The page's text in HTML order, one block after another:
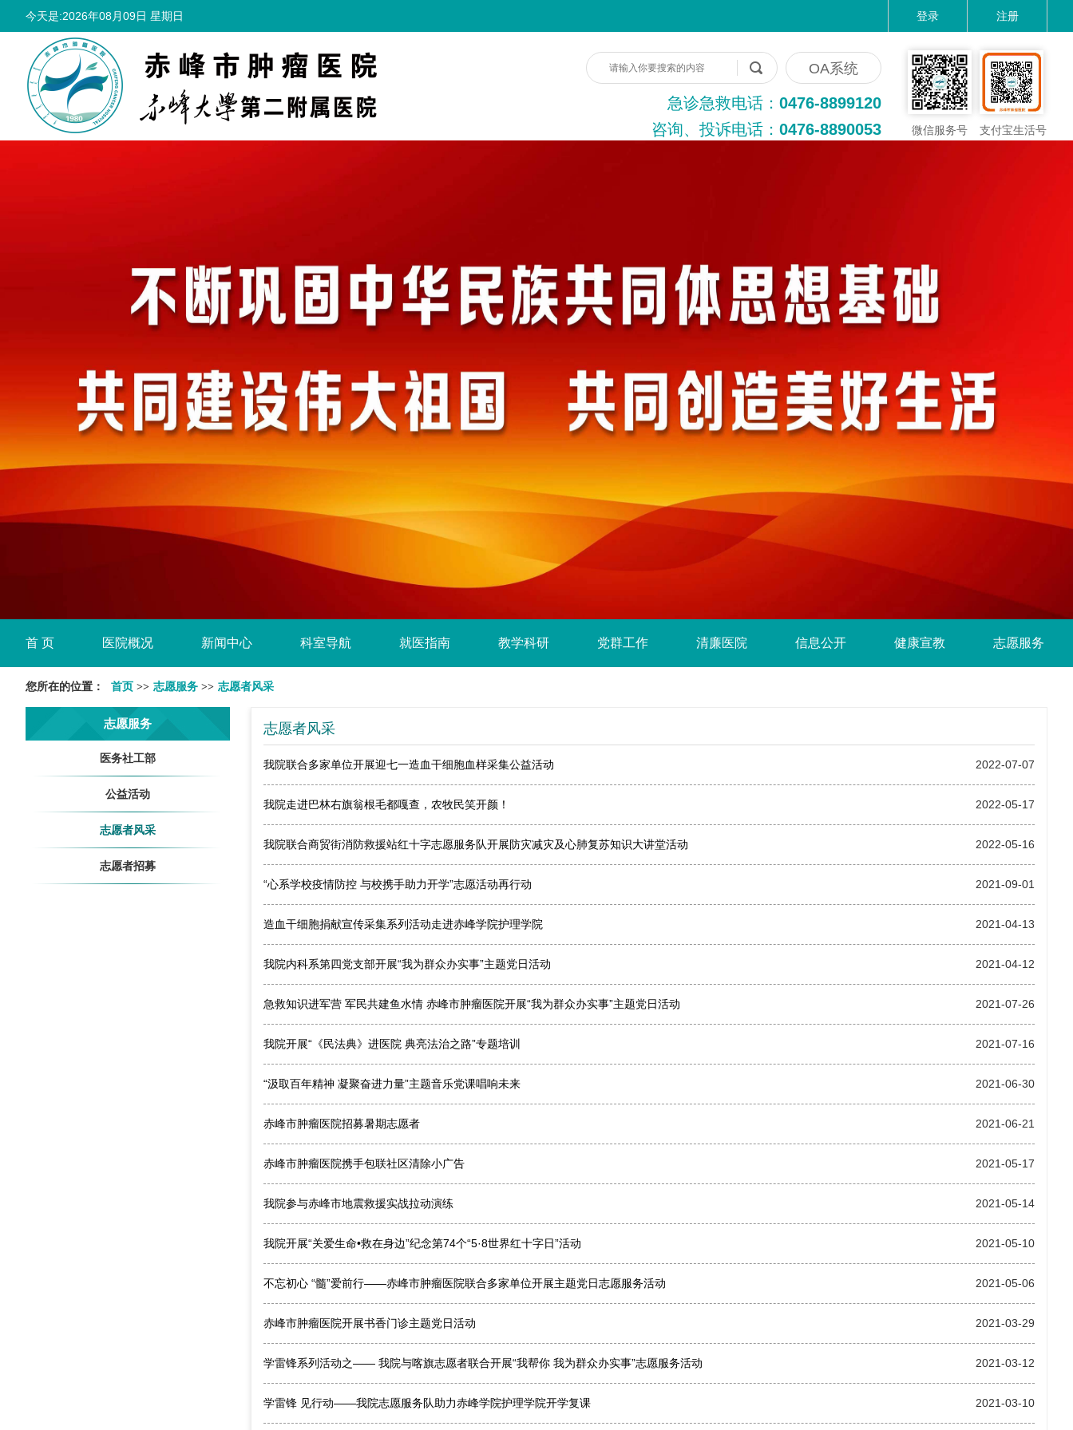
今天是:2026年08月09日 星期日 登录 注册
OA系统
急诊急救电话： 0476-8899120
咨询、投诉电话： 0476-8890053 微信服务号 支付宝生活号
首 页 医院概况 新闻中心 科室导航 就医指南 教学科研 党群工作 清廉医院 信息公开 健康宣教 志愿服务
您所在的位置： 首页 >> 志愿服务 >> 志愿者风采
志愿服务
医务社工部
公益活动
志愿者风采
志愿者招募
志愿者风采
2022-07-07
我院联合多家单位开展迎七一造血干细胞血样采集公益活动
2022-05-17
我院走进巴林右旗翁根毛都嘎查，农牧民笑开颜！
2022-05-16
我院联合商贸街消防救援站红十字志愿服务队开展防灾减灾及心肺复苏知识大讲堂活动
2021-09-01
“心系学校疫情防控 与校携手助力开学”志愿活动再行动
2021-04-13
造血干细胞捐献宣传采集系列活动走进赤峰学院护理学院
2021-04-12
我院内科系第四党支部开展“我为群众办实事”主题党日活动
2021-07-26
急救知识进军营 军民共建鱼水情 赤峰市肿瘤医院开展“我为群众办实事”主题党日活动
2021-07-16
我院开展“《民法典》进医院 典亮法治之路”专题培训
2021-06-30
“汲取百年精神 凝聚奋进力量”主题音乐党课唱响未来
2021-06-21
赤峰市肿瘤医院招募暑期志愿者
2021-05-17
赤峰市肿瘤医院携手包联社区清除小广告
2021-05-14
我院参与赤峰市地震救援实战拉动演练
2021-05-10
我院开展“关爱生命•救在身边”纪念第74个“5·8世界红十字日”活动
2021-05-06
不忘初心 “髓”爱前行——赤峰市肿瘤医院联合多家单位开展主题党日志愿服务活动
2021-03-29
赤峰市肿瘤医院开展书香门诊主题党日活动
2021-03-12
学雷锋系列活动之—— 我院与喀旗志愿者联合开展“我帮你 我为群众办实事”志愿服务活动
2021-03-10
学雷锋 见行动——我院志愿服务队助力赤峰学院护理学院开学复课